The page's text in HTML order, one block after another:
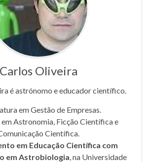
Carlos Oliveira
é astrónomo e educador científico.
em Gestão de Empresas.
Astronomia, Ficção Científica e
Científica.
em Educação Científica com
em Astrobiologia, na Universidade